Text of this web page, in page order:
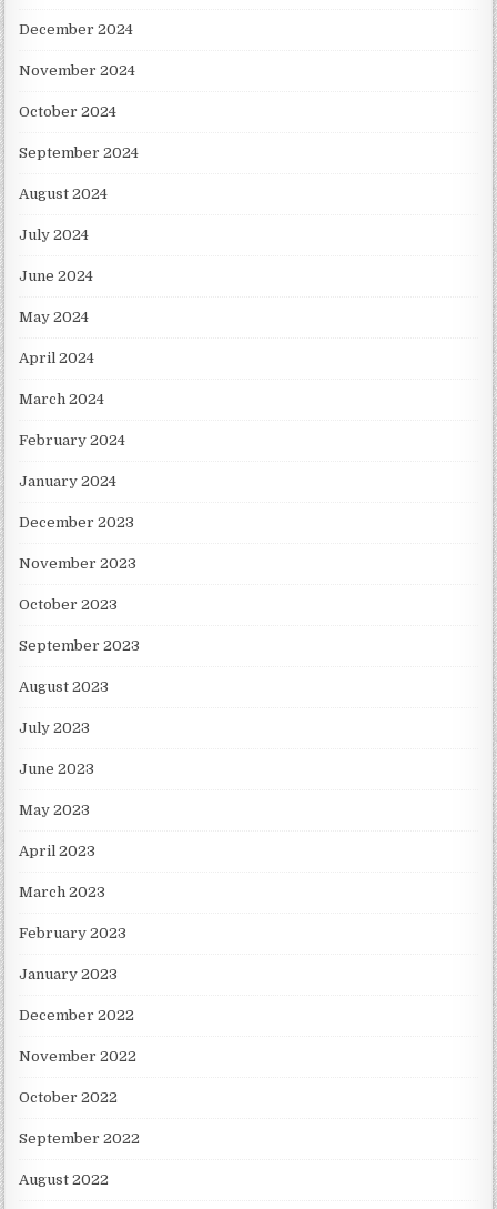
December 2024
November 2024
October 2024
September 2024
August 2024
July 2024
June 2024
May 2024
April 2024
March 2024
February 2024
January 2024
December 2023
November 2023
October 2023
September 2023
August 2023
July 2023
June 2023
May 2023
April 2023
March 2023
February 2023
January 2023
December 2022
November 2022
October 2022
September 2022
August 2022